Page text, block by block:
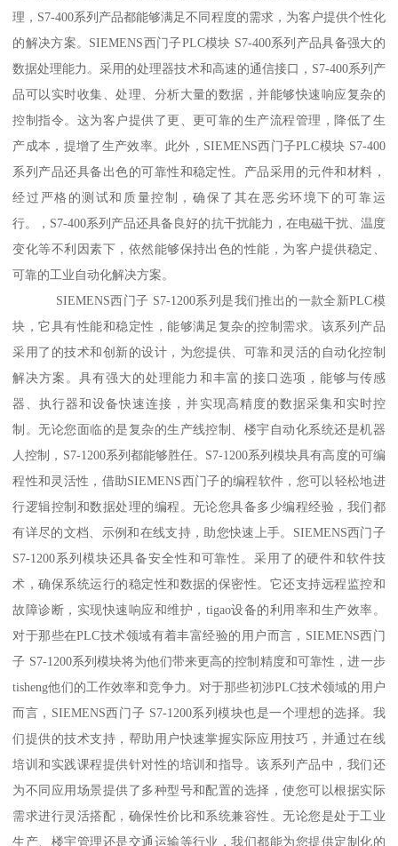
理，S7-400系列产品都能够满足不同程度的需求，为客户提供个性化
的解决方案。SIEMENS西门子PLC模块 S7-400系列产品具备强大的
数据处理能力。采用的处理器技术和高速的通信接口，S7-400系列产
品可以实时收集、处理、分析大量的数据，并能够快速响应复杂的
控制指令。这为客户提供了更、更可靠的生产流程管理，降低了生
产成本，提增了生产效率。此外，SIEMENS西门子PLC模块 S7-400
系列产品还具备出色的可靠性和稳定性。产品采用的元件和材料，
经过严格的测试和质量控制，确保了其在恶劣环境下的可靠运
行。，S7-400系列产品还具备良好的抗干扰能力，在电磁干扰、温度
变化等不利因素下，依然能够保持出色的性能，为客户提供稳定、
可靠的工业自动化解决方案。
SIEMENS西门子 S7-1200系列是我们推出的一款全新PLC模
块，它具有性能和稳定性，能够满足复杂的控制需求。该系列产品
采用了的技术和创新的设计，为您提供、可靠和灵活的自动化控制
解决方案。具有强大的处理能力和丰富的接口选项，能够与传感
器、执行器和设备快速连接，并实现高精度的数据采集和实时控
制。无论您面临的是复杂的生产线控制、楼宇自动化系统还是机器
人控制，S7-1200系列都能够胜任。S7-1200系列模块具有高度的可编
程性和灵活性，借助SIEMENS西门子的编程软件，您可以轻松地进
行逻辑控制和数据处理的编程。无论您具备多少编程经验，我们都
有详尽的文档、示例和在线支持，助您快速上手。SIEMENS西门子
S7-1200系列模块还具备安全性和可靠性。采用了的硬件和软件技
术，确保系统运行的稳定性和数据的保密性。它还支持远程监控和
故障诊断，实现快速响应和维护，tigao设备的利用率和生产效率。
对于那些在PLC技术领域有着丰富经验的用户而言，SIEMENS西门
子 S7-1200系列模块将为他们带来更高的控制精度和可靠性，进一步
tisheng他们的工作效率和竞争力。对于那些初涉PLC技术领域的用户
而言，SIEMENS西门子 S7-1200系列模块也是一个理想的选择。我
们提供的技术支持，帮助用户快速掌握实际应用技巧，并通过在线
培训和实践课程提供针对性的培训和指导。该系列产品中，我们还
为不同应用场景提供了多种型号和配置的选择，使您可以根据实际
需求进行灵活搭配，确保性价比和系统兼容性。无论您是处于工业
生产、楼宇管理还是交通运输等行业，我们都能为您提供定制化的